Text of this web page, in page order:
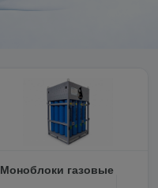
Моноблоки газовые